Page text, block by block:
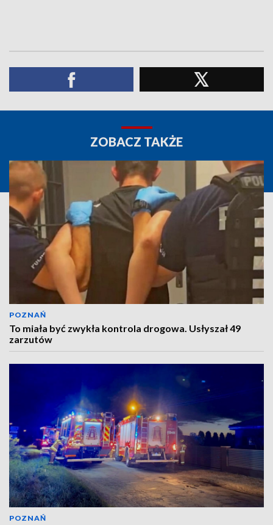
ZOBACZ TAKŻE
POZNAŃ
To miała być zwykła kontrola drogowa. Usłyszał 49
zarzutów
POZNAŃ